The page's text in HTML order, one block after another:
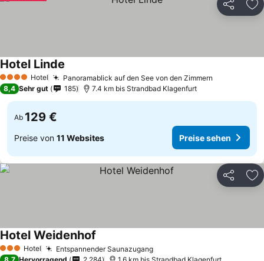
Teilen
4 Sterne Hotel Panoramablick auf den See von den Zimmern
Hotel Linde
8,4 Sehr gut 185 7.4 km bis Strandbad Klagenfurt
Ab 129 €
Preise von 11 Websites Preise sehen
Teilen
3 SterneHotel Entspannender Saunazugang
Hotel Weidenhof